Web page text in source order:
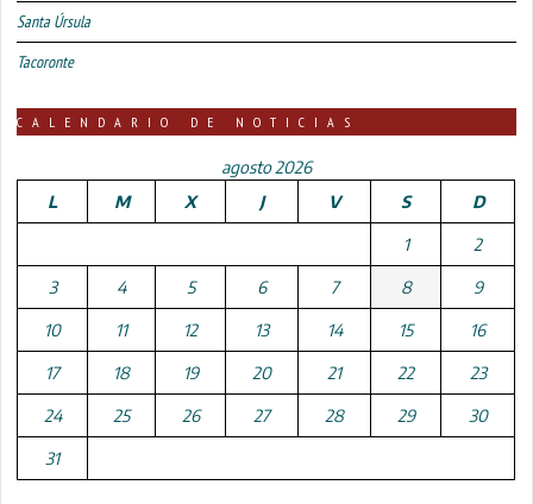
Santa Úrsula
Tacoronte
CALENDARIO DE NOTICIAS
agosto 2026
L
M X J V S D
1 2
3 4 5 6 7 8 9
10 11 12 13 14 15 16
17 18 19 20 21 22 23
24 25 26 27 28 29 30
31